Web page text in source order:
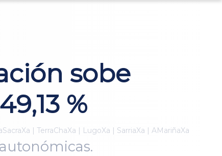
sobe
%
| TerraChaXa | LugoXa | SarriaXa | AMariñaXa